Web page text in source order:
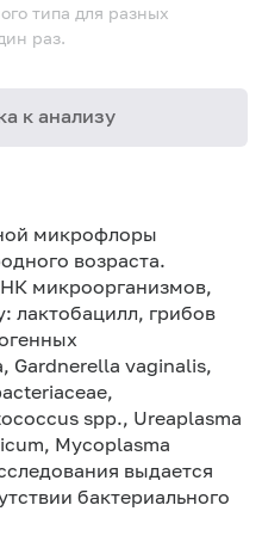
типа для разных
раз.
к анализу
микрофлоры
возраста.
микроорганизмов,
лактобацилл, грибов
Gardnerella vaginalis,
spp., Ureaplasma
Mycoplasma
выдается
бактериального